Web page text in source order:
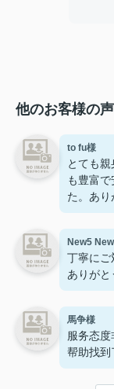
他のお客様の
to fu様
とても
も豊富
た。あり
New5
丁寧にご
ありがと
馬争様
服务态
帮助找到